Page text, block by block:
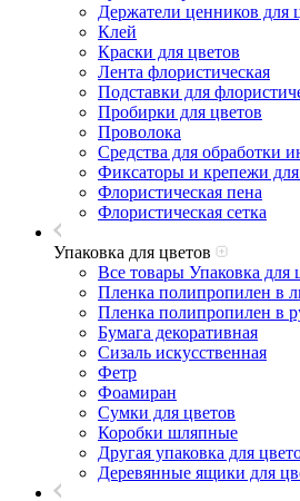
Держатели ценников для
Клей
Краски для цветов
Лента флористическая
Подставки для
Пробирки для цветов
Проволока
Средства для обработки
Фиксаторы и крепежи для
Флористическая пена
Флористическая сетка
Упаковка для цветов
Все товары Упаковка для
Пленка полипропилен в
Пленка полипропилен в
Бумага декоративная
Сизаль искусственная
Фетр
Фоамиран
Сумки для цветов
Коробки шляпные
Другая упаковка для
Деревянные ящики для